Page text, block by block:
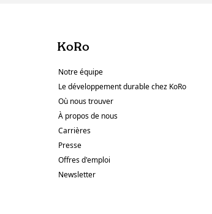
KoRo
Notre équipe
Le développement durable chez KoRo
Où nous trouver
À propos de nous
Carrières
Presse
Offres d'emploi
Newsletter